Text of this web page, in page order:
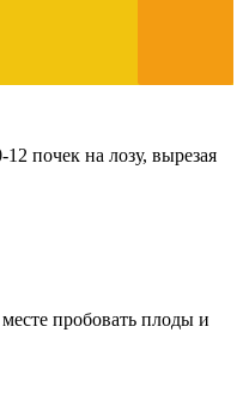
почек на лозу, вырезая
пробовать плоды и